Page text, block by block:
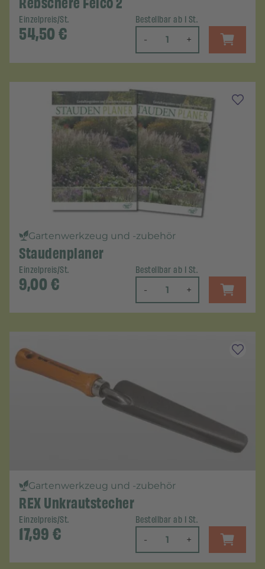
Einzelpreis/St.
54,50€
Bestellbar ab 1 St.
- +
Gartenwerkzeug und -zubehör
Staudenplaner
Einzelpreis/St.
9,00€
Bestellbar ab 1 St.
- +
Gartenwerkzeug und -zubehör
REX Unkrautstecher
Einzelpreis/St.
17,99€
Bestellbar ab 1 St.
- +